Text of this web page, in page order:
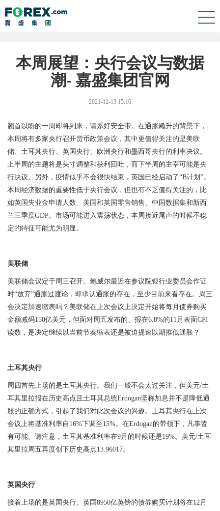
本周展望：央行会议与数据
潮- 嘉盛集团官网
2021-12-13 15:16
翘首以盼的一周即将到来，请系好安全带。在通胀飚升的背景下，
本周将有多家央行召开货币政策会议，其中更值得关注的是美联
储、土耳其央行、英国央行、欧洲央行和墨西哥央行的利率决议。
上半周的主题将是头寸调整和获利回吐，而下半周的主宰可能是央
行决议。另外，疫情似乎不会很快结束，英国已经启动了“B计划”。
本周经济数据的重要性低于央行会议，但也有不乏值得关注的，比
如英国失业金申请人数、美国和英国零售销售、中国数据集和新西
兰三季度GDP。市场可能进入震荡状态，本周接近尾声的时候不稳
定的特征可能尤为明显。
美联储
美联储会议定于周三召开。鲍威尔最近在参议院银行业委员会作证
时“放弃”通胀过渡论，即承认通胀的存在，至少目前来看存在。周三
会决定加速缩表吗？美联储在上次会议上决定开始将每月债券购买
金额减码150亿美元，但面对周五发布的、报在6.8%的11 月表面CPI
读数，是决定继续以当前节奏缩表还是被迫提速以期推低通胀？
土耳其央行
周四首先上场的是土耳其央行。我们一般不会太过关注，但美元/土
耳其里拉报在历史高点且土耳其总统Erdogan坚称加息并不是降低通
胀的正确方式，引起了我们对此次会议的兴趣。土耳其央行在上次
会议上将基准利率自 16%下调至 15%。在Erdogan的带领下，凡事皆
有可能。请注意，土耳其基准利率在9月的时候还是19%。美元/土耳
其里拉周五再度创下历史高点13.96017。
英国央行
接着上场的是英国央行。英国 8950亿英镑的债券购买计划将在12月